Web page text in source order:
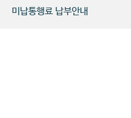
미납통행료 납부안내